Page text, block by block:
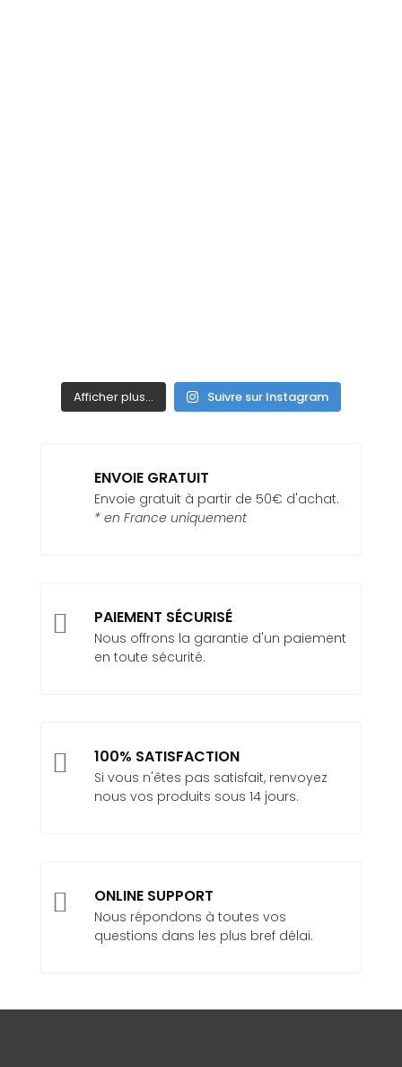
Afficher plus... Suivre sur Instagram
ENVOIE GRATUIT
Envoie gratuit à partir de 50€ d'achat.
* en France uniquement
 PAIEMENT SÉCURISÉ
Nous offrons la garantie d'un paiement
en toute sécurité.
 100% SATISFACTION
Si vous n'êtes pas satisfait, renvoyez
nous vos produits sous 14 jours.
 ONLINE SUPPORT
Nous répondons à toutes vos
questions dans les plus bref délai.